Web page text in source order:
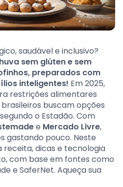
saudável e inclusivo?
sem glúten e sem
preparados com
inteligentes! Em 2025,
restrições alimentares
buscam opções
o Estadão. Com
e Mercado Livre,
gastando pouco. Neste
receita, dicas e tecnologia
com base em fontes como
e SaferNet. Aqueça sua